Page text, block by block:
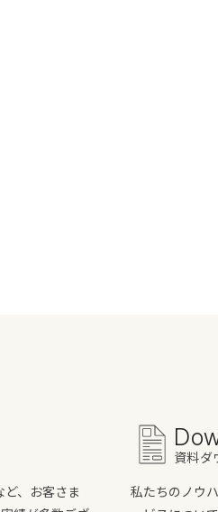
、お客さま
資料ダ
私たちのノウ